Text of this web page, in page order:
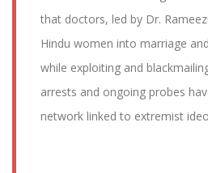
that doctors, led by Dr.
Hindu women into marriage
while exploiting and
arrests and ongoing probes
network linked to extremist